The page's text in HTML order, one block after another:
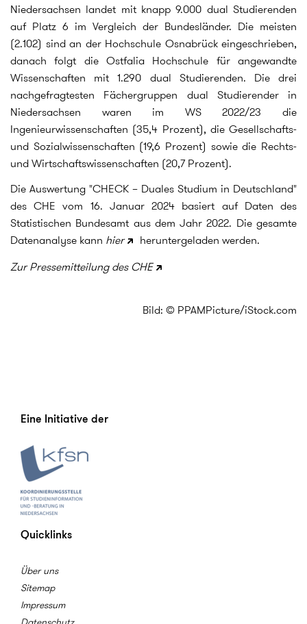
Niedersachsen landet mit knapp 9.000 dual Studierenden
auf Platz 6 im Vergleich der Bundesländer. Die meisten
(2.102) sind an der Hochschule Osnabrück eingeschrieben,
danach folgt die Ostfalia Hochschule für angewandte
Wissenschaften mit 1.290 dual Studierenden. Die drei
nachgefragtesten Fächergruppen dual Studierender in
Niedersachsen waren im WS 2022/23 die
Ingenieurwissenschaften (35,4 Prozent), die Gesellschafts-
und Sozialwissenschaften (19,6 Prozent) sowie die Rechts-
und Wirtschaftswissenschaften (20,7 Prozent).
Die Auswertung "CHECK – Duales Studium in Deutschland"
des CHE vom 16. Januar 2024 basiert auf Daten des
Statistischen Bundesamt aus dem Jahr 2022. Die gesamte
Datenanalyse kann hier
heruntergeladen werden.
Zur Pressemitteilung des CHE
Bild: © PPAMPicture/iStock.com
Eine Initiative der
Quicklinks
Über uns
Sitemap
Impressum